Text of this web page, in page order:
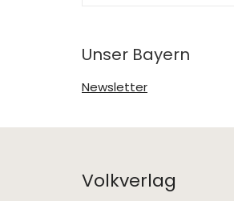
Unser Bayern
Newsletter
Volkverlag